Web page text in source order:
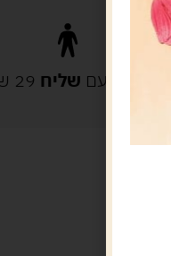
משלוח עם שליח 29 ש"ח